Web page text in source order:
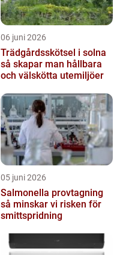
06 juni 2026
Trädgårdsskötsel i solna
så skapar man hållbara
och välskötta utemiljöer
05 juni 2026
Salmonella provtagning
så minskar vi risken för
smittspridning